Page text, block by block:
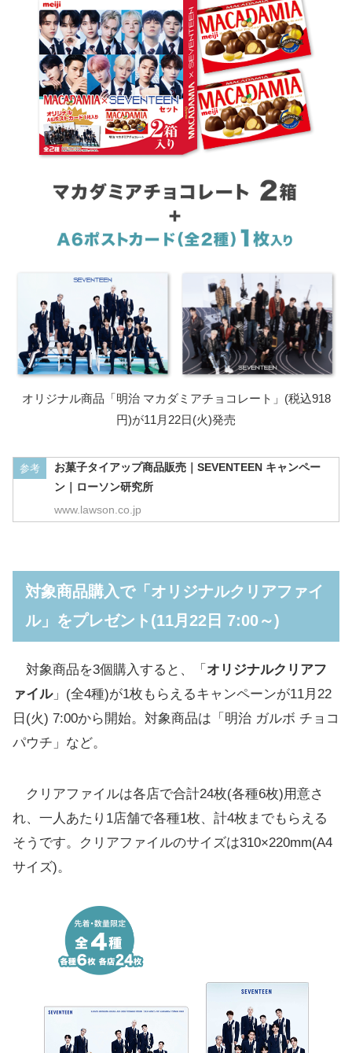
オリジナル商品「明治 マカダミアチョコレート」(税込918
円)が11月22日(火)発売
参考
お菓子タイアップ商品販売｜SEVENTEEN キャンペー
ン｜ローソン研究所
www.lawson.co.jp
対象商品購入で「オリジナルクリアファイ
ル」をプレゼント(11月22日 7:00～)
対象商品を3個購入すると、「 オリジナルクリアフ
ァイル」(全4種)が1枚もらえるキャンペーンが11月22
日(火) 7:00から開始。対象商品は「明治 ガルボ チョコ
パウチ」など。
クリアファイルは各店で合計24枚(各種6枚)用意さ
れ、一人あたり1店舗で各種1枚、計4枚までもらえる
そうです。クリアファイルのサイズは310×220mm(A4
サイズ)。